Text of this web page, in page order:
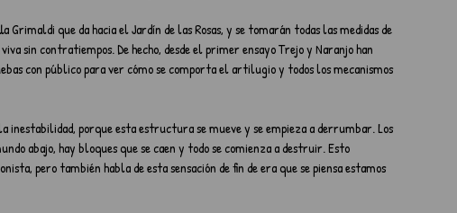
que da hacia el Jardín de las Rosas, y se tomarán todas las medidas de
sin contratiempos. De hecho, desde el primer ensayo Trejo y Naranjo han
con público para ver cómo se comporta el artilugio y todos los mecanismos
inestabilidad, porque esta estructura se mueve y se empieza a derrumbar. Los
abajo, hay bloques que se caen y todo se comienza a destruir. Esto
pero también habla de esta sensación de fin de era que se piensa estamos